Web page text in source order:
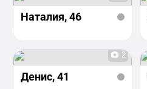
Наталия, 46
2
Денис, 41